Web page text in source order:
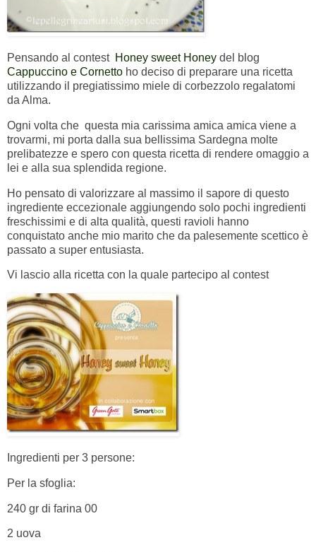
Pensando al contest Honey sweet Honey del blog
Cappuccino e Cornetto ho deciso di preparare una ricetta
utilizzando il pregiatissimo miele di corbezzolo regalatomi
da Alma.
Ogni volta che questa mia carissima amica amica viene a
trovarmi, mi porta dalla sua bellissima Sardegna molte
prelibatezze e spero con questa ricetta di rendere omaggio a
lei e alla sua splendida regione.
Ho pensato di valorizzare al massimo il sapore di questo
ingrediente eccezionale aggiungendo solo pochi ingredienti
freschissimi e di alta qualità, questi ravioli hanno
conquistato anche mio marito che da palesemente scettico è
passato a super entusiasta.
Vi lascio alla ricetta con la quale partecipo al contest
Ingredienti per 3 persone:
Per la sfoglia:
240 gr di farina 00
2 uova